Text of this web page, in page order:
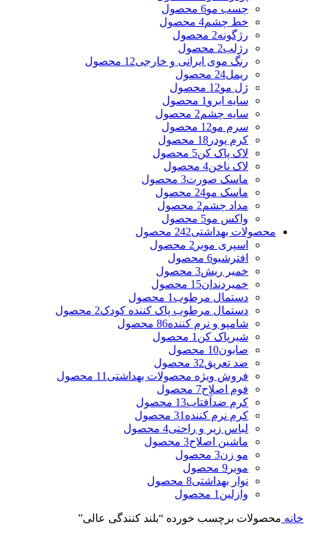
چسب مو6 محصول
خط چشم4 محصول
رژگونه2 محصول
رژلب2 محصول
رنگ موی ایرانی و خارجی12 محصول
ریمل24 محصول
ژل مو12 محصول
سایه ابرو 1 محصول
سایه چشم2 محصول
سرم مو12 محصول
کرم پودر 18 محصول
لاک پاک کن5 محصول
لاک ناخن4 محصول
ماسک صورت3 محصول
ماسک مو24 محصول
مداد چشم2 محصول
واکس مو5 محصول
محصولات بهداشتی242 محصول
اسپری موبر 2 محصول
افترشیو6 محصول
خمیر ریش3 محصول
خمیردندان15 محصول
دستمال مرطوب 1 محصول
دستمال مرطوب پاک کننده کودک2 محصول
شامپو و نرم کننده86 محصول
شیرپاک کن 1 محصول
صابون10 محصول
ضد تعریق32 محصول
فروش ویژه محصولات بهداشتی 11 محصول
فوم اصلاح7 محصول
کرم ضدآفتاب13 محصول
کرم نرم کننده 31 محصول
لباس زیر و راحتی4 محصول
ماشین اصلاح3 محصول
مو زن3 محصول
موبر 9 محصول
نوار بهداشتی8 محصول
وازلین 1 محصول
خانه محصولات برچسب خورده “بلند کنندگی عالی”